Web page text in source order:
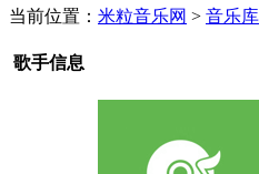
当前位置： 米粒音乐网 > 音乐库
歌手信息